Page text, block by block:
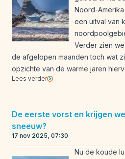
Noord-
een uitval van
Verder zien
de afgelopen maanden toch wat
opzichte van de warme jaren
Lees verder
De eerste vorst en krijgen
sneeuw?
17 nov 2025, 07:30
Nu de koude